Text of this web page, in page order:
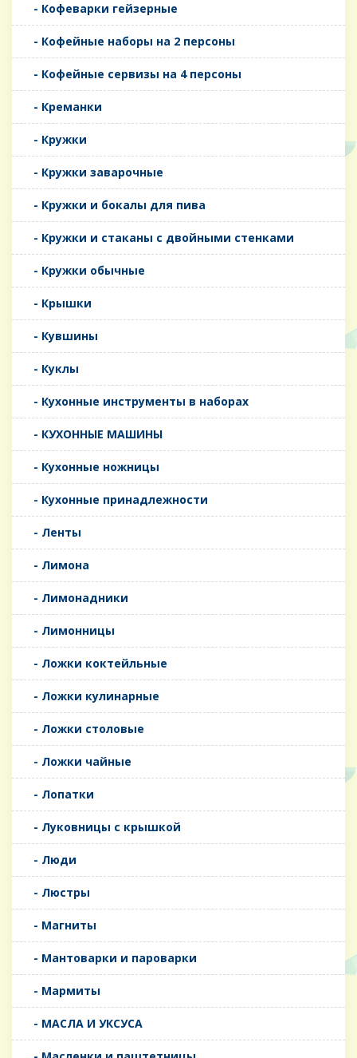
- Кофеварки гейзерные
- Кофейные наборы на 2 персоны
- Кофейные сервизы на 4 персоны
- Креманки
- Кружки
- Кружки заварочные
- Кружки и бокалы для пива
- Кружки и стаканы с двойными стенками
- Кружки обычные
- Крышки
- Кувшины
- Куклы
- Кухонные инструменты в наборах
- КУХОННЫЕ МАШИНЫ
- Кухонные ножницы
- Кухонные принадлежности
- Ленты
- Лимона
- Лимонадники
- Лимонницы
- Ложки коктейльные
- Ложки кулинарные
- Ложки столовые
- Ложки чайные
- Лопатки
- Луковницы с крышкой
- Люди
- Люстры
- Магниты
- Мантоварки и пароварки
- Мармиты
- МАСЛА И УКСУСА